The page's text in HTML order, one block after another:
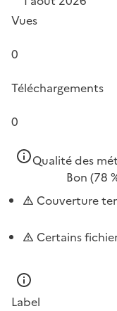
Vues
0
Téléchargements
0
Qualité des
Bon (78
Couverture
Certains
Label